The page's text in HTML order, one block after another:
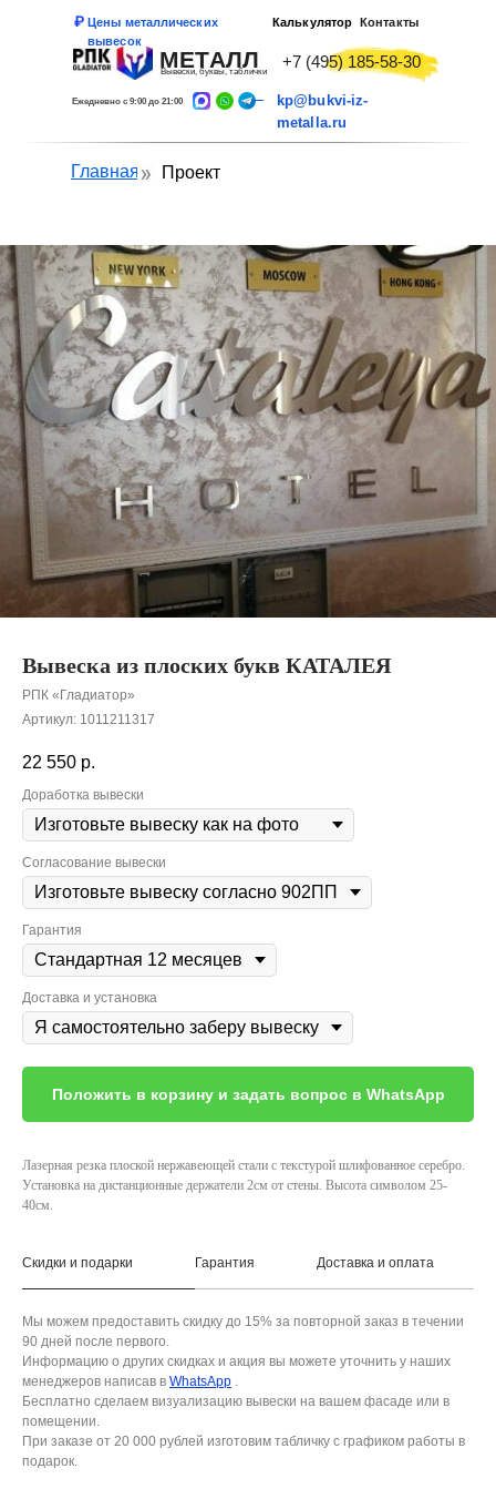
Цены металлических
вывесок
Калькулятор
Ежедневно с 9:00 до 21:00
+7 (495) 185-58-30
kp@bukvi-iz-
metalla.ru
Контакты
Вывески, буквы, таблички
МЕТАЛЛ
Главная Проект
Вывеска из плоских букв КАТАЛЕЯ
РПК «Гладиатор»
Артикул: 1011211317
22 550 р.
Доработка вывески
Согласование вывески
Гарантия
Доставка и установка
Положить в корзину и задать вопрос в WhatsApp
Лазерная резка плоской нержавеющей стали с текстурой шлифованное серебро.
Установка на дистанционные держатели 2см от стены. Высота символом 25-
40см.
Скидки и подарки Гарантия Доставка и оплата
Мы можем предоставить скидку до 15% за повторной заказ в течении
90 дней после первого.
Информацию о других скидках и акция вы можете уточнить у наших
менеджеров написав в WhatsApp .
Бесплатно сделаем визуализацию вывески на вашем фасаде или в
помещении.
При заказе от 20 000 рублей изготовим табличку с графиком работы в
подарок.